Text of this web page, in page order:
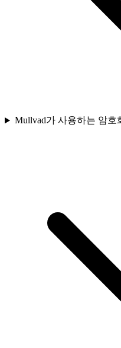
Mullvad가 사용하는 암호